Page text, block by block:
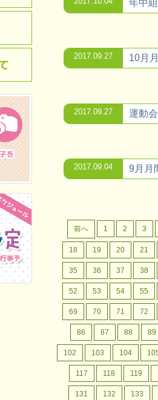
年中
2017.09.27 10月
2017.09.27 運動
2017.09.04 9月月
前へ 1 2 3
18 19 20 21
35 36 37 38
52 53 54 55
69 70 71 72
86 87 88 89
102 103 104
117 118 119
131 132 133